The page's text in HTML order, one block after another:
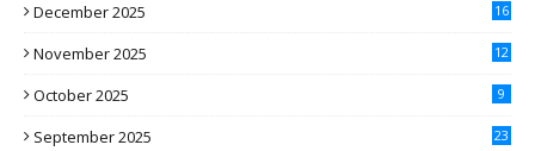
December 2025 16
November 2025 12
October 2025 9
September 2025 23